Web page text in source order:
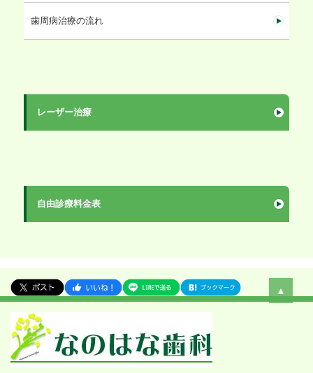
歯周病治療の流れ
レーザー治療
自由診療料金表
▲